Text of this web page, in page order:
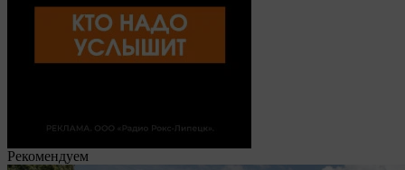
Рекомендуем